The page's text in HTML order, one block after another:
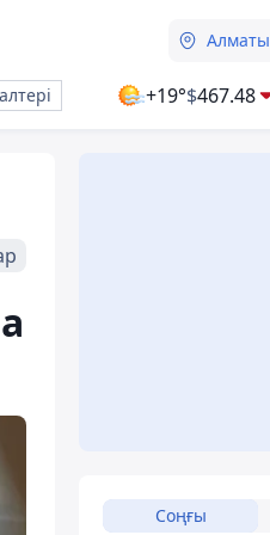
Алматы
+19°$467.48
Соңғы